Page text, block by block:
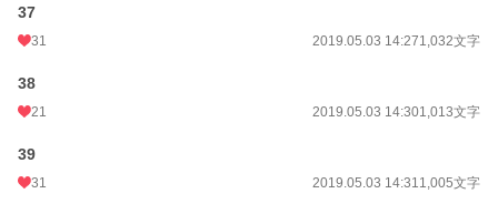
37
31 2019.05.03 14:271,032文字
38
21 2019.05.03 14:301,013文字
39
31 2019.05.03 14:311,005文字